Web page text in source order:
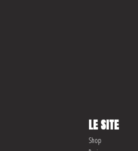
LE SITE
Shop